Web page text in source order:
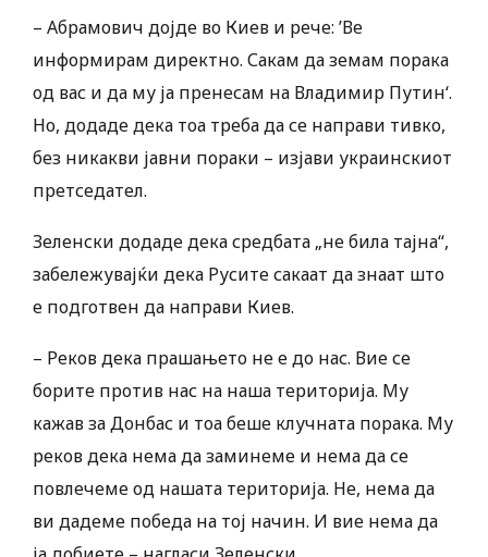
– Абрамович дојде во Киев и рече: ’Ве
информирам директно. Сакам да земам порака
од вас и да му ја пренесам на Владимир Путин‘.
Но, додаде дека тоа треба да се направи тивко,
без никакви јавни пораки – изјави украинскиот
претседател.
Зеленски додаде дека средбата „не била тајна“,
забележувајќи дека Русите сакаат да знаат што
е подготвен да направи Киев.
– Реков дека прашањето не е до нас. Вие се
борите против нас на наша територија. Му
кажав за Донбас и тоа беше клучната порака. Му
реков дека нема да заминеме и нема да се
повлечеме од нашата територија. Не, нема да
ви дадеме победа на тој начин. И вие нема да